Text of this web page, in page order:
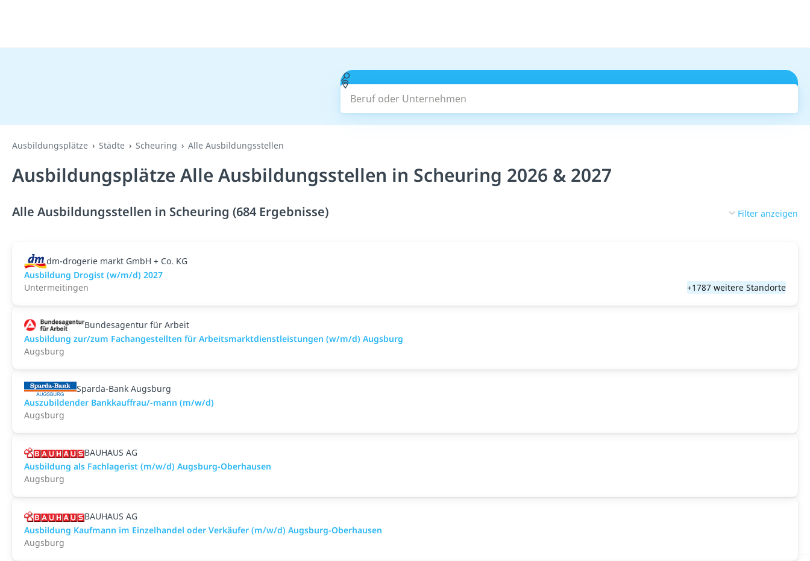
Beruf oder Unternehmen
Ausbildungsplätze Städte Scheuring Alle Ausbildungsstellen
Ausbildungsplätze Alle Ausbildungsstellen in Scheuring 2026 & 2027
Alle Ausbildungsstellen in Scheuring (684 Ergebnisse) Filter anzeigen
dm-drogerie markt GmbH + Co. KG
Ausbildung Drogist (w/m/d) 2027
Untermeitingen
+1787 weitere Standorte
Bundesagentur für Arbeit
Ausbildung zur/zum Fachangestellten für Arbeitsmarktdienstleistungen (w/m/d) Augsburg
Augsburg
Sparda-Bank Augsburg
Auszubildender Bankkauffrau/-mann (m/w/d)
Augsburg
BAUHAUS AG
Ausbildung als Fachlagerist (m/w/d) Augsburg-Oberhausen
Augsburg
BAUHAUS AG
Ausbildung Kaufmann im Einzelhandel oder Verkäufer (m/w/d) Augsburg-Oberhausen
Augsburg